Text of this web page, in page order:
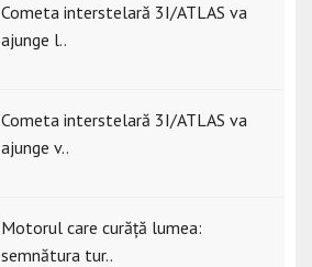
Cometa interstelară 3I/ATLAS va
ajunge l..
Cometa interstelară 3I/ATLAS va
ajunge v..
Motorul care curăță lumea:
semnătura tur..